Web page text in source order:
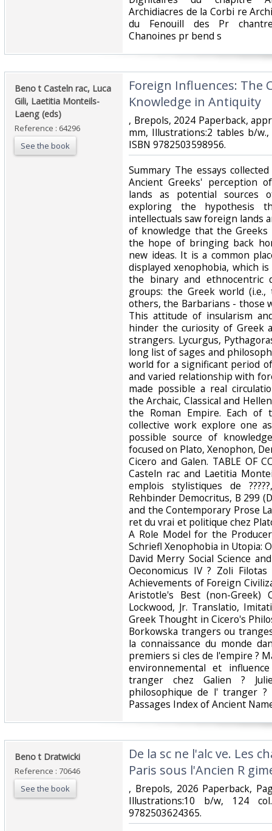
Archidiacres de la Corbi re
du Fenouill des Pr
Chanoines pr bend s‎
‎Beno t Casteln rac, Luca
Gili, Laetitia Monteils-
Laeng (eds)‎
Reference : 64296
See the book
‎Foreign Influences: The
Knowledge in Antiquity‎
‎, Brepols, 2024 Paperback,
mm, Illustrations:2 tables b/w.,
ISBN 9782503598956.‎
‎Summary The essays
Ancient Greeks' perception
lands as potential sources
exploring the hypothesis
intellectuals saw foreign lands
of knowledge that the Greeks
the hope of bringing back
new ideas. It is a common
displayed xenophobia, which
the binary and ethnocentric
groups: the Greek world
others, the Barbarians - those
This attitude of insularism
hinder the curiosity of Greek
strangers. Lycurgus,
long list of sages and
world for a significant period
and varied relationship with
made possible a real
the Archaic, Classical and
the Roman Empire. Each
collective work explore one
possible source of
focused on Plato, Xenophon,
Cicero and Galen. TABLE OF
Casteln rac and Laetitia
emplois stylistiques de
Rehbinder Democritus, B 299
and the Contemporary Prose
ret du vrai et politique chez
A Role Model for the
Schriefl Xenophobia in Utopia:
David Merry Social Science
Oeconomicus IV ? Zoli
Achievements of Foreign
Aristotle's Best (non-Greek)
Lockwood, Jr. Translatio,
Greek Thought in Cicero's
Borkowska trangers ou
la connaissance du monde
premiers si cles de l'empire ?
environnemental et
tranger chez Galien ?
philosophique de l' tranger ?
Passages Index of Ancient
‎Beno t Dratwicki‎
Reference : 70646
See the book
‎De la sc ne l'alc ve. Les
Paris sous l'Ancien R
‎, Brepols, 2026 Paperback,
Illustrations:10 b/w, 124
9782503624365.‎